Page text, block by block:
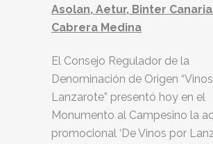
Asolan, Aetur, Binter
Cabrera Medina
El Consejo Regulador de la
Denominación de Origen
Lanzarote” presentó hoy en el
Monumento al Campesino la
promocional ‘De Vinos por